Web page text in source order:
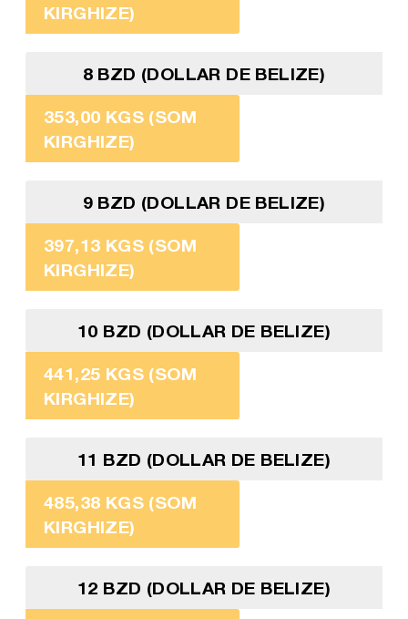
KIRGHIZE)
8 BZD (DOLLAR DE BELIZE)
353,00 KGS (SOM
KIRGHIZE)
9 BZD (DOLLAR DE BELIZE)
397,13 KGS (SOM
KIRGHIZE)
10 BZD (DOLLAR DE BELIZE)
441,25 KGS (SOM
KIRGHIZE)
11 BZD (DOLLAR DE BELIZE)
485,38 KGS (SOM
KIRGHIZE)
12 BZD (DOLLAR DE BELIZE)